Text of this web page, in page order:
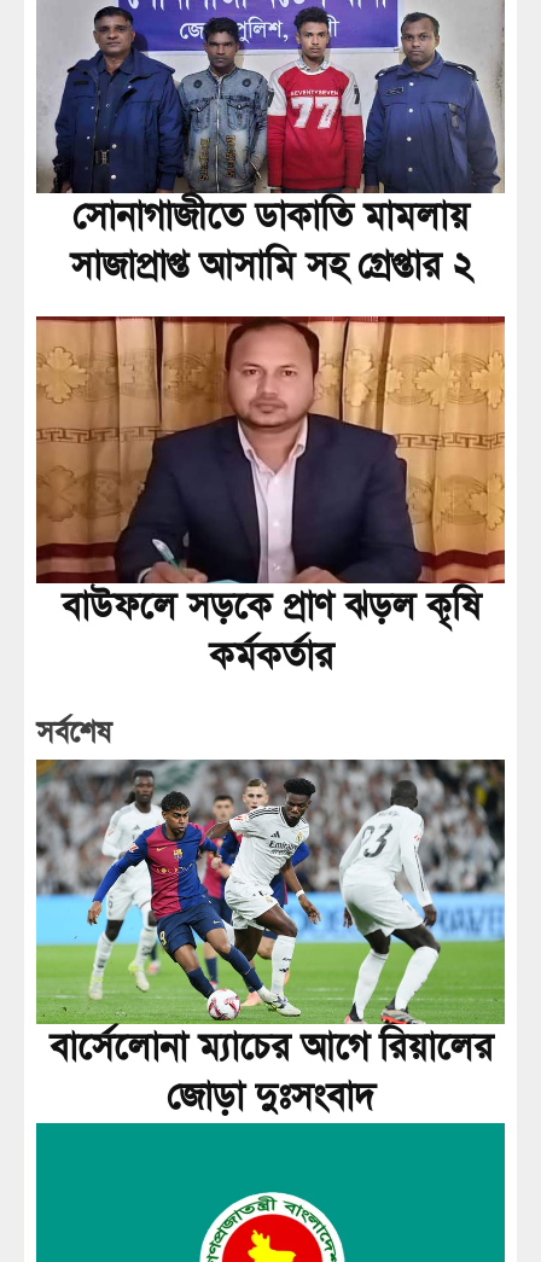
সোনাগাজীতে ডাকাতি মামলায়
সাজাপ্রাপ্ত আসামি সহ গ্রেপ্তার ২
বাউফলে সড়কে প্রাণ ঝড়ল কৃষি
কর্মকর্তার
সর্বশেষ
বার্সেলোনা ম্যাচের আগে রিয়ালের
জোড়া দুঃসংবাদ